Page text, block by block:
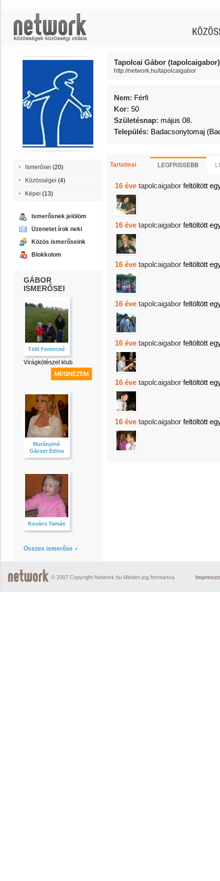
Ismerősei (20)
Közösségei (4)
Képei (13)
Ismerősnek jelölöm
Üzenetet írok neki
Közös ismerőseink
Blokkolom
GÁBOR
ISMERŐSEI
Tölli Ferencné
Virágkötészet klub
Murányiné
Gácser Edina
Kovács Tamás
Összes ismerőse
Tapolcai Gábor (tapolcaigabor)
http://network.hu/tapolcaigabor
Nem: Férfi
Kor: 50
Születésnap: május 08.
Település: Badacsonytomaj
Tartalmai LEGFRISSEBB
16 éve tapolcaigabor feltöltött
16 éve tapolcaigabor feltöltött
16 éve tapolcaigabor feltöltött
16 éve tapolcaigabor feltöltött
16 éve tapolcaigabor feltöltött
16 éve tapolcaigabor feltöltött
16 éve tapolcaigabor feltöltött
© 2007 Copyright Network.hu Minden jog fenntartva.